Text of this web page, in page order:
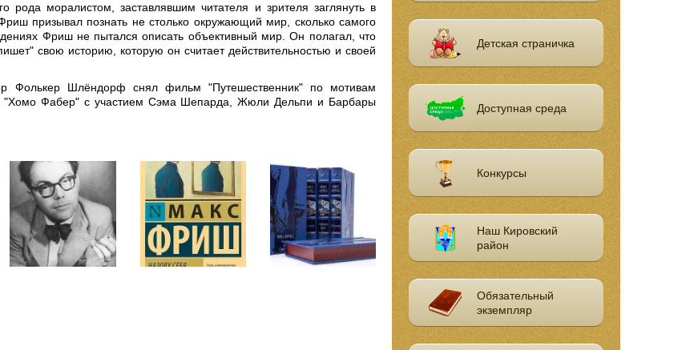
рода моралистом, заставлявшим читателя и зрителя заглянуть в
призывал познать не столько окружающий мир, сколько самого
Фриш не пытался описать объективный мир. Он полагал, что
свою историю, которую он считает действительностью и своей
Фолькер Шлёндорф снял фильм "Путешественник" по мотивам
Фабер" с участием Сэма Шепарда, Жюли Дельпи и Барбары
Детская страничка
Доступная среда
Конкурсы
Наш Кировский
район
Обязательный
экземпляр